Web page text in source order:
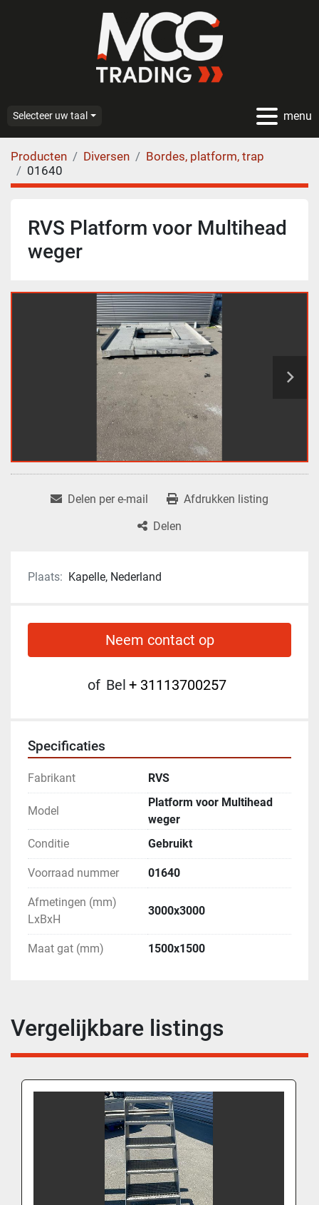
menu
Selecteer uw taal
Producten Diversen
Bordes, platform, trap
01640
RVS Platform voor Multihead
weger
Delen per e-mail
Afdrukken listing
Delen
Plaats: Kapelle, Nederland
Neem contact op
of Bel + 31113700257
Specificaties
Fabrikant RVS
Model
Platform voor Multihead
weger
Conditie
Gebruikt
Voorraad nummer 01640
Afmetingen (mm)
LxBxH
3000x3000
Maat gat (mm) 1500x1500
Vergelijkbare listings